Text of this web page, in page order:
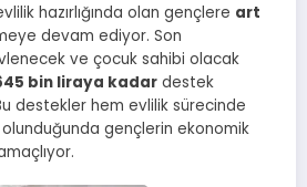
hazırlığında olan gençlere art
devam ediyor. Son
ve çocuk sahibi olacak
bin liraya kadar destek
destekler hem evlilik sürecinde
gençlerin ekonomik